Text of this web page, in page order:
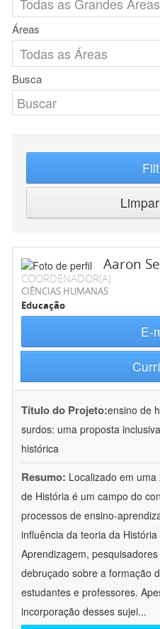
Áreas
Busca
Aaron
COORDENADOR(A)
CIÊNCIAS HUMANAS
Educação
E-
Título do Projeto:ensino de
surdos: uma proposta
histórica
Resumo: Localizado em
de História é um campo do
processos de ensino-
influência da teoria da
Aprendizagem,
debruçado sobre a formação
estudantes e professores.
incorporação desses sujei...